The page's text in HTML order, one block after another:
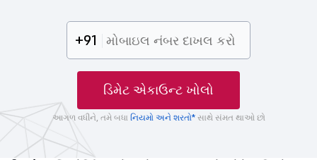
+91
ડિમેટ એકાઉન્ટ ખોલો
આગળ વધીને, તમે બધા નિયમો અને શરતો*સાથે સંમત થાઓ છો